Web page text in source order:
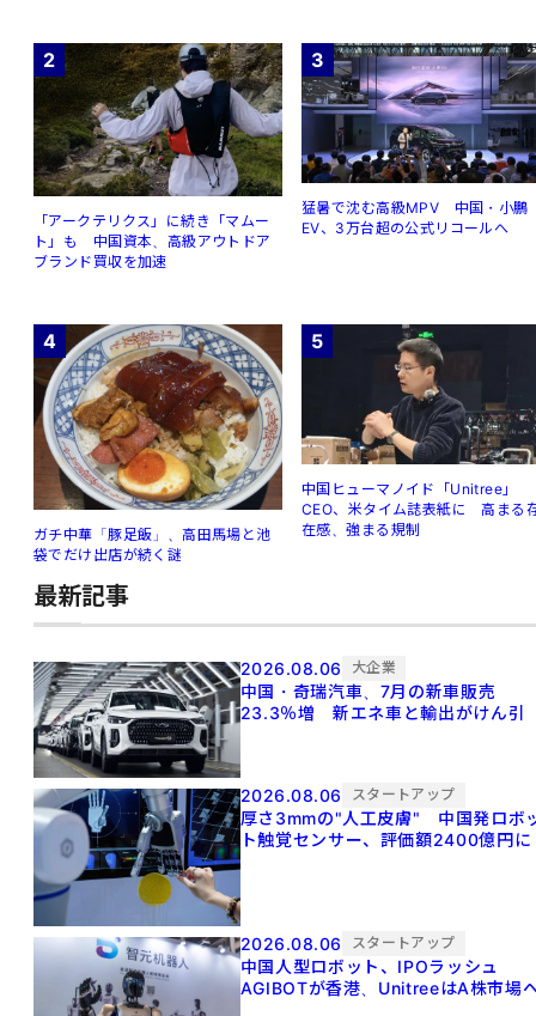
2
「アークテリクス」に続き「マムー
ト」も 中国資本、高級アウトドア
ブランド買収を加速
3
猛暑で沈む高級MPV 中国・小鵬
EV、3万台超の公式リコールへ
4
ガチ中華「豚足飯」、高田馬場と池
袋でだけ出店が続く謎
5
中国ヒューマノイド「Unitree」
CEO、米タイム誌表紙に 高まる
在感、強まる規制
最新記事
2026.08.06 大企業
中国・奇瑞汽車、7月の新車販売
23.3％増 新エネ車と輸出がけん引
2026.08.06 スタートアップ
厚さ3mmの"人工皮膚" 中国発ロボ
ト触覚センサー、評価額2400億円に
2026.08.06 スタートアップ
中国人型ロボット、IPOラッシュ
AGIBOTが香港、UnitreeはA株市場